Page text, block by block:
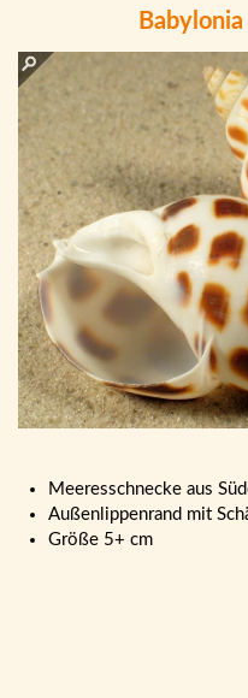
Meeresschnecke aus
Außenlippenrand mit
Größe 5+ cm